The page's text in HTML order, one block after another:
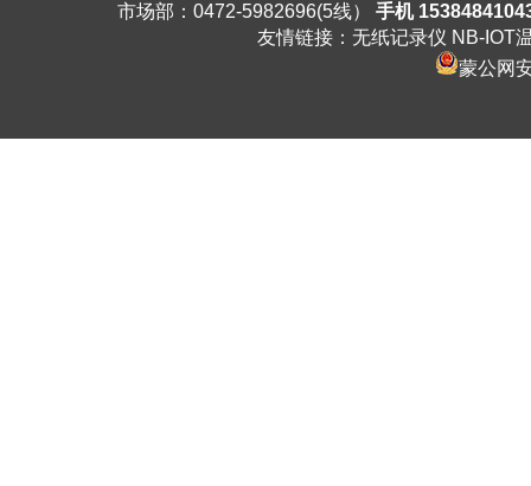
市场部：0472-5982696(5线） 手机
友情链接： 无纸记录仪 NB-IOT
蒙公网